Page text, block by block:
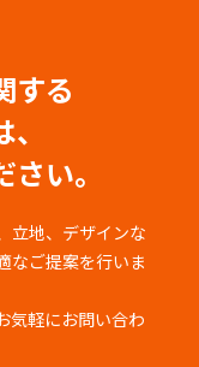
する
い。
立地、デザインな
なご提案を行いま
気軽にお問い合わ